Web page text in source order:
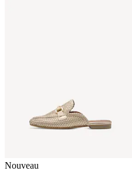
Nouveau